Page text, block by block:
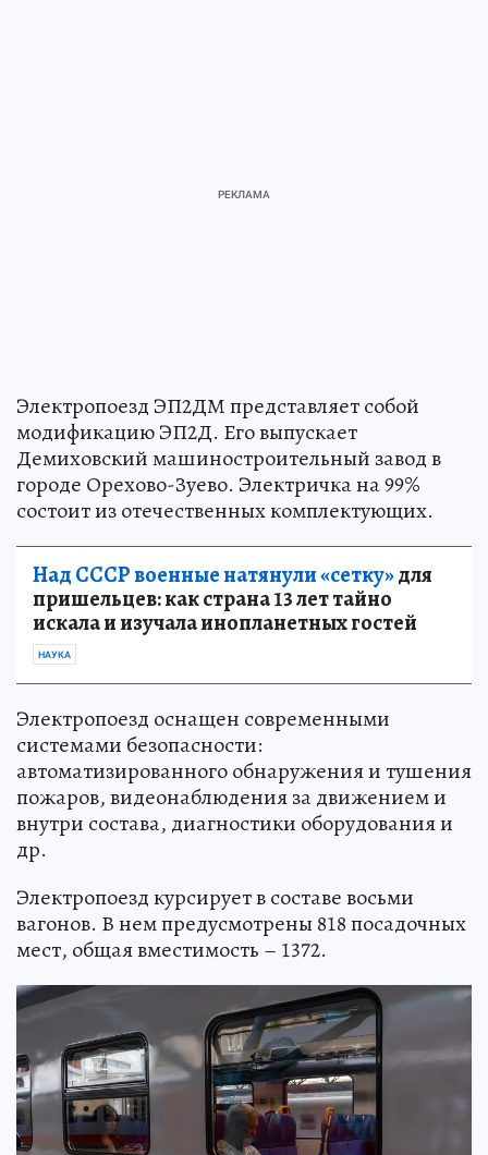
Электропоезд ЭП2ДМ представляет собой
модификацию ЭП2Д. Его выпускает
Демиховский машиностроительный завод в
городе Орехово-Зуево. Электричка на 99%
состоит из отечественных комплектующих.
Над СССР военные натянули «сетку»для
пришельцев: как страна 13 лет тайно
искала и изучала инопланетных гостей
НАУКА
Электропоезд оснащен современными
системами безопасности:
автоматизированного обнаружения и тушения
пожаров, видеонаблюдения за движением и
внутри состава, диагностики оборудования и
др.
Электропоезд курсирует в составе восьми
вагонов. В нем предусмотрены 818 посадочных
мест, общая вместимость – 1372.